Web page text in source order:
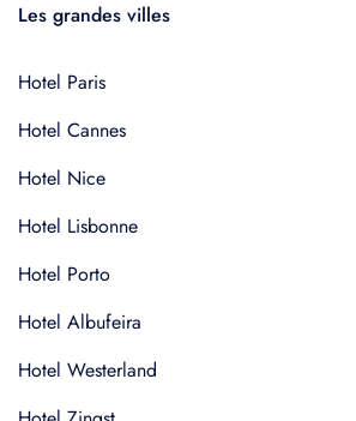
Les grandes villes
Hotel Paris
Hotel Cannes
Hotel Nice
Hotel Lisbonne
Hotel Porto
Hotel Albufeira
Hotel Westerland